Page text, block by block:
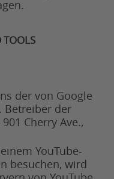
der von Google
Betreiber der
Cherry Ave.,
YouTube-
besuchen, wird